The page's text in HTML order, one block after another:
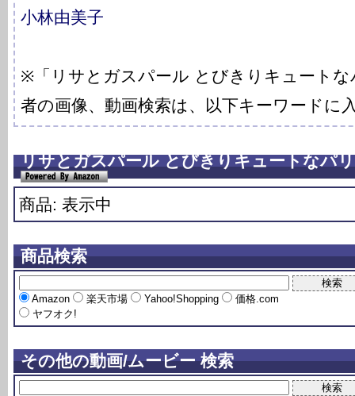
小林由美子
※「リサとガスパール とびきりキュートな
者の画像、動画検索は、以下キーワードに
リサとガスパール とびきりキュートなパ
商品: 表示中
商品検索
Amazon 楽天市場 Yahoo!Shopping
価格.com
ヤフオク!
その他の動画/ムービー 検索